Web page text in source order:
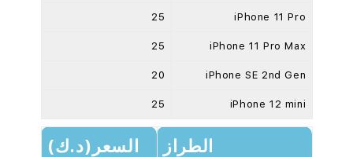
iPhone 11 Pro
25
iPhone 11 Pro Max
25
iPhone SE 2nd Gen
20
iPhone 12 mini
25
الطراز السعر(د.ك)